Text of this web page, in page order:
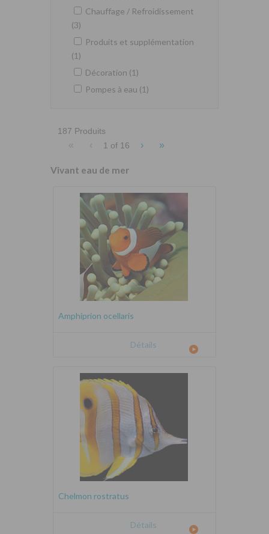
Chauffage / Refroidissement
(3)
Produits et supplémentation
(1)
Décoration (1)
Pompes à eau (1)
187 Produits
« ‹ 1 of 16 › »
Vivant eau de mer
Amphiprion ocellaris
Détails
Chelmon rostratus
Détails